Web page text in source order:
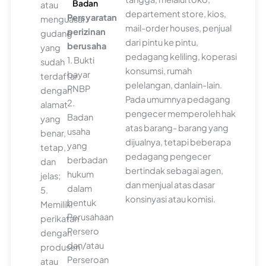
atau
menguasai
gudang
yang
sudah
terdaftar
dengan
alamat
yang
benar,
tetap,
dan
jelas;
5.
Memiliki
perikatan
dengan
produsen
atau
Badan
Persyaratan
perizinan
berusaha
1. Bukti
bayar
PNBP
2.
Badan
usaha
yang
berbadan
hukum
dalam
bentuk
Perusahaan
Persero
dan/atau
Perseroan
departement store, kios,
mail-order houses, penjual
dari pintu ke pintu,
pedagang keliling, koperasi
konsumsi, rumah
pelelangan, danlain-lain.
Pada umumnya pedagang
pengecer memperoleh hak
atas barang- barang yang
dijualnya, tetapi beberapa
pedagang pengecer
bertindak sebagai agen,
dan menjual atas dasar
konsinyasi atau komisi.